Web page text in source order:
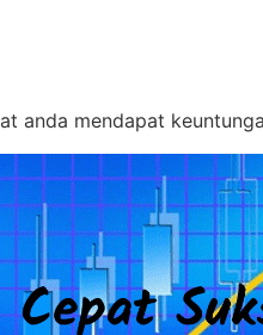
anda mendapat